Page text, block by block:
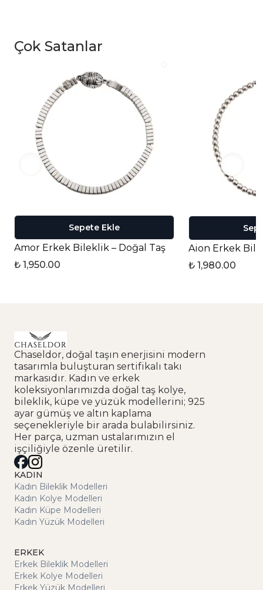
Çok Satanlar
Sepete Ekle
Amor Erkek Bileklik – Doğal Taş
₺ 1,950.00
Aion Erkek
₺ 1,980.00
Chaseldor, doğal taşın enerjisini modern
tasarımla buluşturan sertifikalı takı
markasıdır. Kadın ve erkek
koleksiyonlarımızda doğal taş kolye,
bileklik, küpe ve yüzük modellerini; 925
ayar gümüş ve altın kaplama
seçenekleriyle bir arada bulabilirsiniz.
Her parça, uzman ustalarımızın el
işçiliğiyle özenle üretilir.
KADIN
Kadın Bileklik Modelleri
Kadın Kolye Modelleri
Kadın Küpe Modelleri
Kadın Yüzük Modelleri
ERKEK
Erkek Bileklik Modelleri
Erkek Kolye Modelleri
Erkek Yüzük Modelleri